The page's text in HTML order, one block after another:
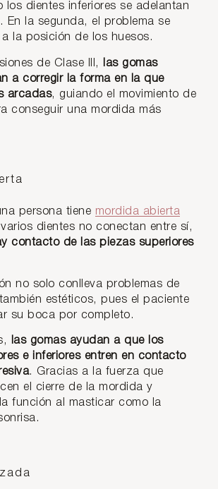
los dientes inferiores se adelantan
En la segunda, el problema se
la posición de los huesos.
de Clase III,
las gomas
a corregir la forma en la que
arcadas, guiando el movimiento de
conseguir una mordida más
persona tiene mordida abierta
dientes no conectan entre sí,
contacto de las piezas superiores
no solo conlleva problemas de
estéticos, pues el paciente
su boca por completo.
las gomas ayudan a que los
e inferiores entren en contacto
. Gracias a la fuerza que
el cierre de la mordida y
función al masticar como la